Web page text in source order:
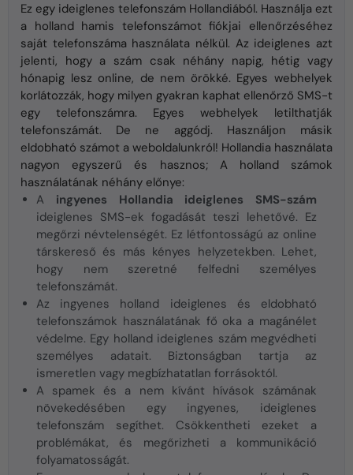
Ez egy ideiglenes telefonszám Hollandiából. Használja ezt
a holland hamis telefonszámot fiókjai ellenőrzéséhez
saját telefonszáma használata nélkül. Az ideiglenes azt
jelenti, hogy a szám csak néhány napig, hétig vagy
hónapig lesz online, de nem örökké. Egyes webhelyek
korlátozzák, hogy milyen gyakran kaphat ellenőrző SMS-t
egy telefonszámra. Egyes webhelyek letilthatják
telefonszámát. De ne aggódj. Használjon másik
eldobható számot a weboldalunkról! Hollandia használata
nagyon egyszerű és hasznos; A holland számok
használatának néhány előnye:
A ingyenes Hollandia ideiglenes SMS-szám
ideiglenes SMS-ek fogadását teszi lehetővé. Ez
megőrzi névtelenségét. Ez létfontosságú az online
társkereső és más kényes helyzetekben. Lehet,
hogy nem szeretné felfedni személyes
telefonszámát.
Az ingyenes holland ideiglenes és eldobható
telefonszámok használatának fő oka a magánélet
védelme. Egy holland ideiglenes szám megvédheti
személyes adatait. Biztonságban tartja az
ismeretlen vagy megbízhatatlan forrásoktól.
A spamek és a nem kívánt hívások számának
növekedésében egy ingyenes, ideiglenes
telefonszám segíthet. Csökkentheti ezeket a
problémákat, és megőrizheti a kommunikáció
folyamatosságát.